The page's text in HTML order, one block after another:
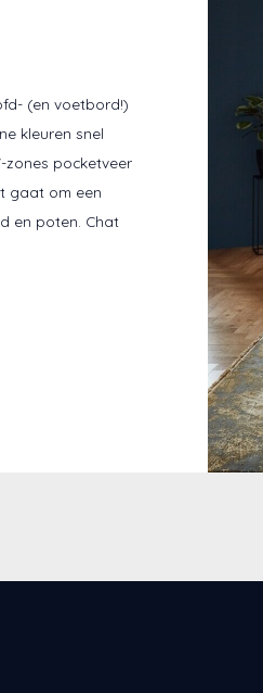
(en voetbord!)
kleuren snel
zones pocketveer
gaat om een
en poten. Chat